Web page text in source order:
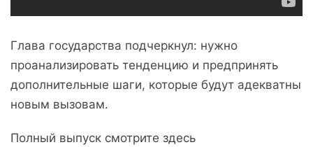
Глава государства подчеркнул: нужно
проанализировать тенденцию и предпринять
дополнительные шаги, которые будут адекватны
новым вызовам.
Полный выпуск смотрите здесь